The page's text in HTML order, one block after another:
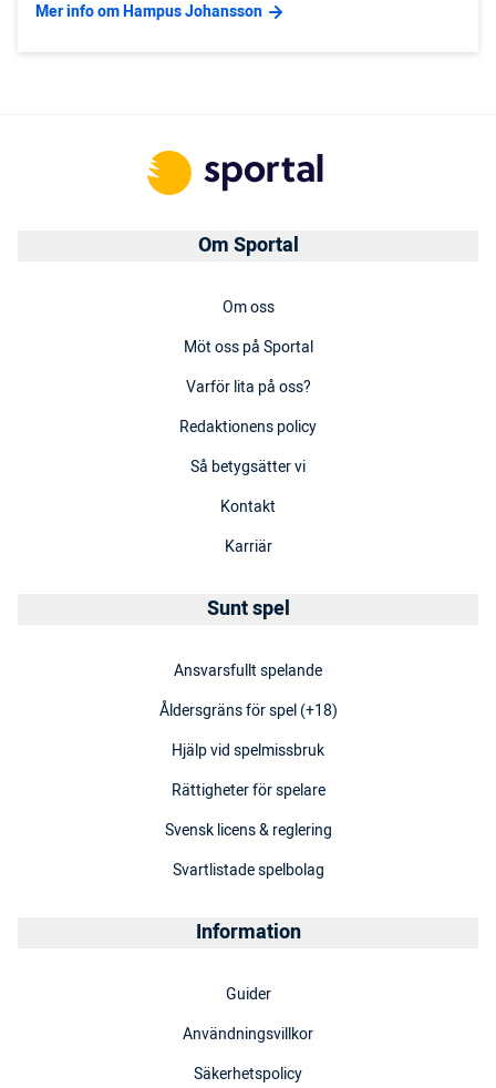
Mer info om Hampus Johansson
Om Sportal
Om oss
Möt oss på Sportal
Varför lita på oss?
Redaktionens policy
Så betygsätter vi
Kontakt
Karriär
Sunt spel
Ansvarsfullt spelande
Åldersgräns för spel (+18)
Hjälp vid spelmissbruk
Rättigheter för spelare
Svensk licens & reglering
Svartlistade spelbolag
Information
Guider
Användningsvillkor
Säkerhetspolicy